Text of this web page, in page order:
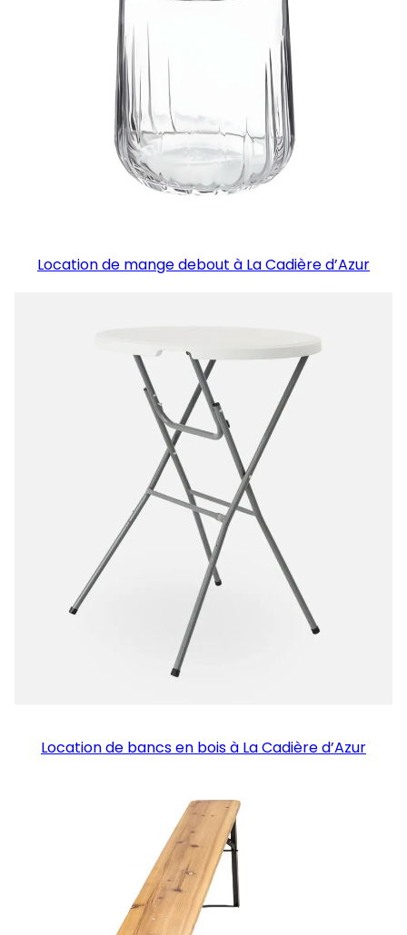
Location de mange debout à La Cadière d’Azur
Location de bancs en bois à La Cadière d’Azur